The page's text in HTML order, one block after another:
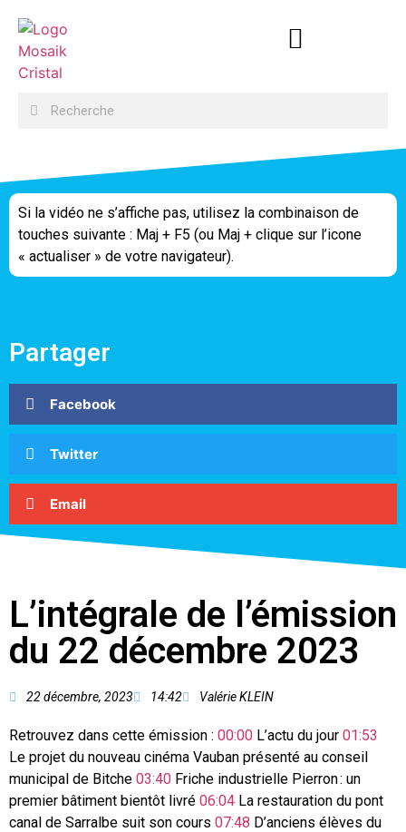
Si la vidéo ne s’affiche pas, utilisez la combinaison de
touches suivante : Maj + F5 (ou Maj + clique sur l’icone
« actualiser » de votre navigateur).
Partager
Facebook
Twitter
Email
L’intégrale de l’émission
du 22 décembre 2023
22 décembre, 2023 14:42 Valérie KLEIN
Retrouvez dans cette émission : 00:00 L’actu du jour 01:53
Le projet du nouveau cinéma Vauban présenté au conseil
municipal de Bitche 03:40 Friche industrielle Pierron : un
premier bâtiment bientôt livré 06:04 La restauration du pont
canal de Sarralbe suit son cours 07:48 D’anciens élèves du